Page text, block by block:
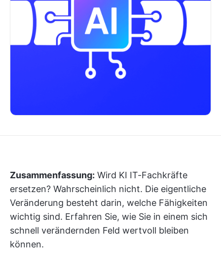
Zusammenfassung: Wird KI IT-Fachkräfte
ersetzen? Wahrscheinlich nicht. Die eigentliche
Veränderung besteht darin, welche Fähigkeiten
wichtig sind. Erfahren Sie, wie Sie in einem sich
schnell verändernden Feld wertvoll bleiben
können.